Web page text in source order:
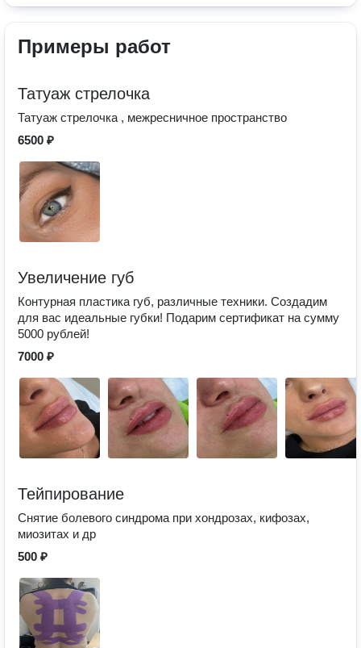
Примеры работ
Татуаж стрелочка
Татуаж стрелочка , межресничное пространство
6500 ₽
Увеличение губ
Контурная пластика губ, различные техники. Создадим
для вас идеальные губки! Подарим сертификат на сумму
5000 рублей!
7000 ₽
Тейпирование
Снятие болевого синдрома при хондрозах, кифозах,
миозитах и др
500 ₽